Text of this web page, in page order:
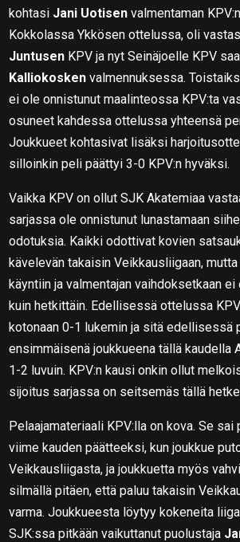
kohtasi Jani Uotisen valmentaman
Kokkolassa Ykkösen ottelussa, oli
Juntusen KPV ja nyt Seinäjoelle KPV
Kalliokosken valmennuksessa.
ei ole onnistunut maalinteossa KPV:ta
osuneet kahdessa ottelussa yhteensä
Joukkueet kohtasivat lisäksi
silloinkin peli päättyi 3-0 KPV:n hyväksi.
Vaikka KPV on ollut SJK Akatemiaa
sarjassa ole onnistunut lunastamaan
odotuksia. Kaikki odottivat kovien
kävelevän takaisin Veikkausliigaan,
käyntiin ja valmentajan vaihdoksetkaan
kuin hetkittäin. Edellisessä ottelussa
kotonaan 0-1 lukemin ja sitä edellisessä
ensimmäisenä joukkueena tällä kaudella
1-2 luvuin. KPV:n kausi onkin ollut
sijoitus sarjassa on seitsemäs tällä
Pelaajamateriaali KPV:lla on kova. Se sai
viime kauden päätteeksi, kun joukkue
Veikkausliigasta, ja joukkuetta myös
silmällä pitäen, että paluu takaisin
varma. Joukkueesta löytyy kokeneita
SJK:ssa pitkään vaikuttanut puolustaja